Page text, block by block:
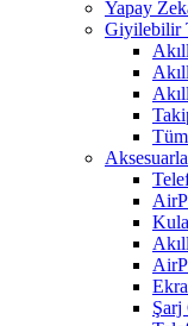
Yapay
Giyilebilir
Şarj